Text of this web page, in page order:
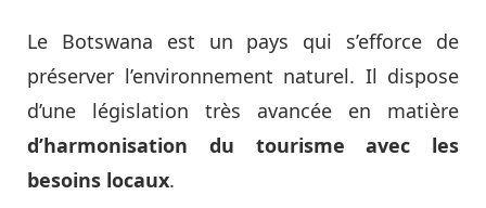
Le Botswana est un pays qui s’efforce de
préserver l’environnement naturel. Il dispose
d’une législation très avancée en matière
d’harmonisation du tourisme avec les
besoins locaux.